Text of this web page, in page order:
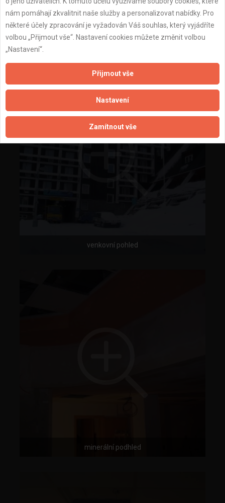
venkovní pohled
minerální podhled
nám pomáhají zkvalitnit naše služby a personalizovat nabídky. Pro
některé účely zpracování je vyžadován Váš souhlas, který vyjádříte
volbou „Přijmout vše“. Nastavení cookies můžete změnit volbou
„Nastavení“.
Přijmout vše
Nastavení
Zamítnout vše